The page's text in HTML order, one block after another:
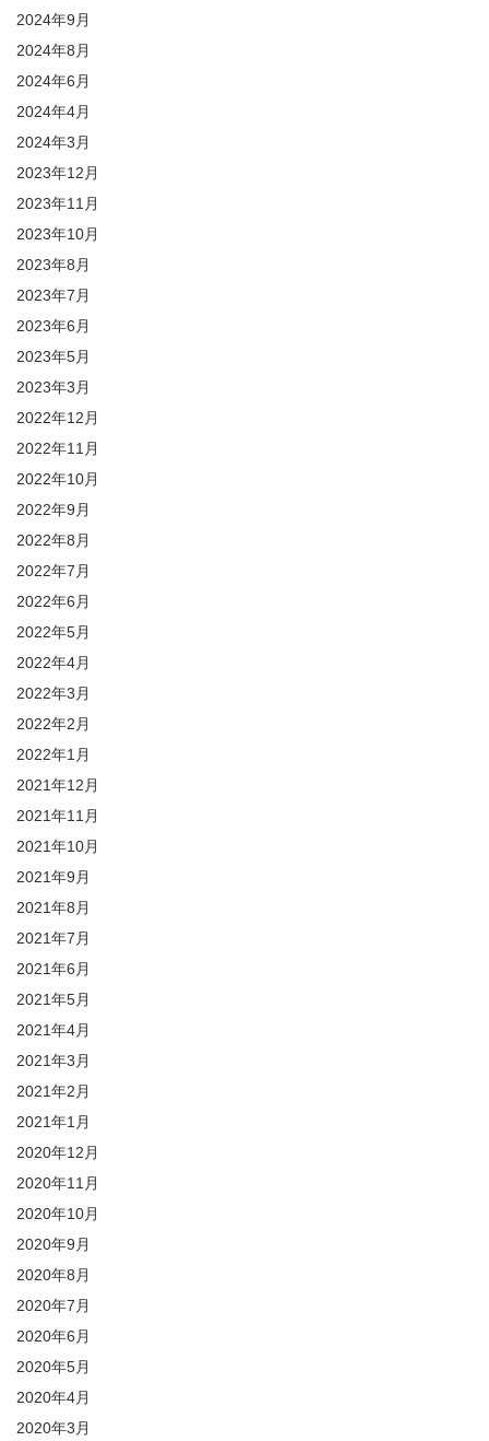
2024年9月
2024年8月
2024年6月
2024年4月
2024年3月
2023年12月
2023年11月
2023年10月
2023年8月
2023年7月
2023年6月
2023年5月
2023年3月
2022年12月
2022年11月
2022年10月
2022年9月
2022年8月
2022年7月
2022年6月
2022年5月
2022年4月
2022年3月
2022年2月
2022年1月
2021年12月
2021年11月
2021年10月
2021年9月
2021年8月
2021年7月
2021年6月
2021年5月
2021年4月
2021年3月
2021年2月
2021年1月
2020年12月
2020年11月
2020年10月
2020年9月
2020年8月
2020年7月
2020年6月
2020年5月
2020年4月
2020年3月